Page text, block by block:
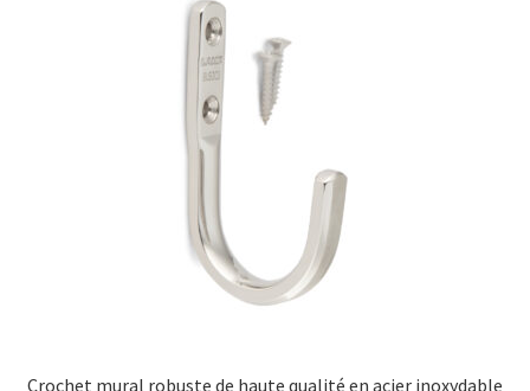
Crochet mural robuste de haute qualité en acier inoxydable